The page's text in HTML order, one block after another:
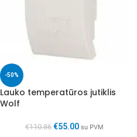
-50%
Lauko temperatūros jutiklis
Wolf
€110.86 €55.00 su PVM